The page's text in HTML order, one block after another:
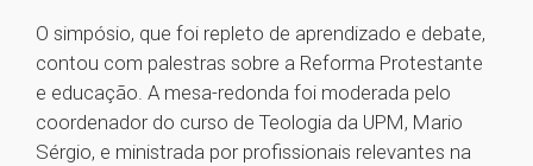
O simpósio, que foi repleto de aprendizado e debate,
contou com palestras sobre a Reforma Protestante
e educação. A mesa-redonda foi moderada pelo
coordenador do curso de Teologia da UPM, Mario
Sérgio, e ministrada por profissionais relevantes na